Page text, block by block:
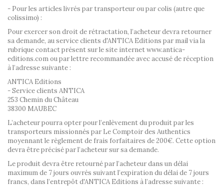
- Pour les articles livrés par transporteur ou par colis (autre que
colissimo) :
Pour exercer son droit de rétractation, l’acheteur devra retourner
sa demande, au service clients d'ANTICA Editions par mail via la
rubrique contact présent sur le site internet www.antica-
editions.com ou par lettre recommandée avec accusé de réception
à l’adresse suivante :
ANTICA Editions
- Service clients ANTICA
253 Chemin du Château
38300 MAUBEC
L’acheteur pourra opter pour l’enlèvement du produit par les
transporteurs missionnés par Le Comptoir des Authentics
moyennant le règlement de frais forfaitaires de 200€. Cette option
devra être précisé par l’acheteur sur sa demande.
Le produit devra être retourné par l’acheteur dans un délai
maximum de 7 jours ouvrés suivant l’expiration du délai de 7 jours
francs, dans l’entrepôt d'ANTICA Editions à l’adresse suivante :